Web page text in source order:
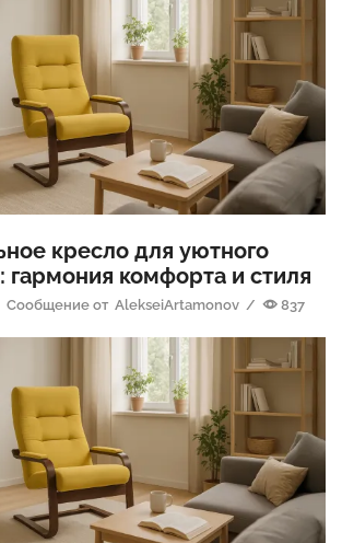
кресло для уютного
гармония комфорта и стиля
Сообщение от AlekseiArtamonov / 837